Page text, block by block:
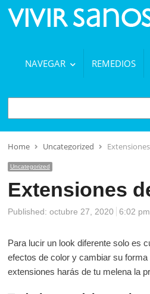
NAVEGAR REMEDIOS
BUSCAR
Home Uncategorized
Uncategorized
Extensiones
Published: octubre 27, 2020 6:02 pm
Para lucir un look diferente solo es
efectos de color y cambiar su
extensiones harás de tu melena la